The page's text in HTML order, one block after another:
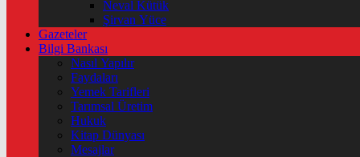
Neval Kütük
Şirvan Yüce
Gazeteler
Bilgi Bankası
Nasıl Yapılır
Faydaları
Yemek Tarifleri
Tarımsal Üretim
Hukuk
Kitap Dünyası
Mesajlar